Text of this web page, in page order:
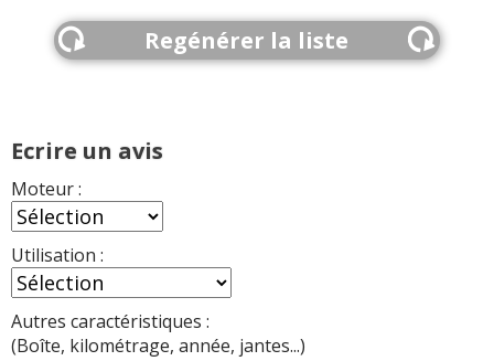
Regénérer la liste
Ecrire un avis
Moteur :
Utilisation :
Autres caractéristiques :
(Boîte, kilométrage, année, jantes...)